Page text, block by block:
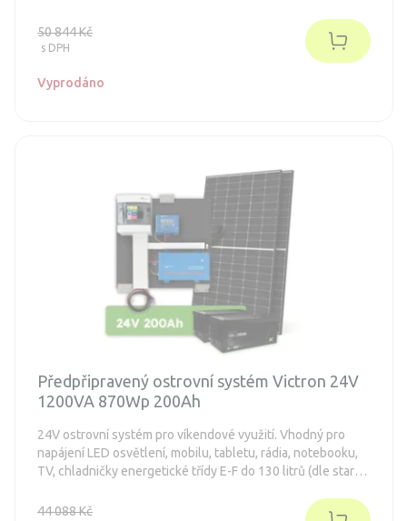
50 844 Kč
s DPH
Vyprodáno
Předpřipravený ostrovní systém Victron 24V
1200VA 870Wp 200Ah
24V ostrovní systém pro víkendové využití. Vhodný pro
napájení LED osvětlení, mobilu, tabletu, rádia, notebooku,
TV, chladničky energetické třídy E-F do 130 litrů (dle staré
44 088 Kč